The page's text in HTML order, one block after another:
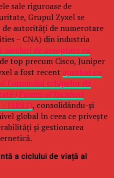
sale riguroase de
Grupul Zyxel se
autorități de numerotare
– CNA) din industria
niveluri de acceptare ca
top precum Cisco, Juniper
a fost recent aprobat ca
Forumului echipelor de
(Forum of Incident
FIRST), consolidându-și
global în ceea ce privește
și gestionarea
a ciclului de viață al